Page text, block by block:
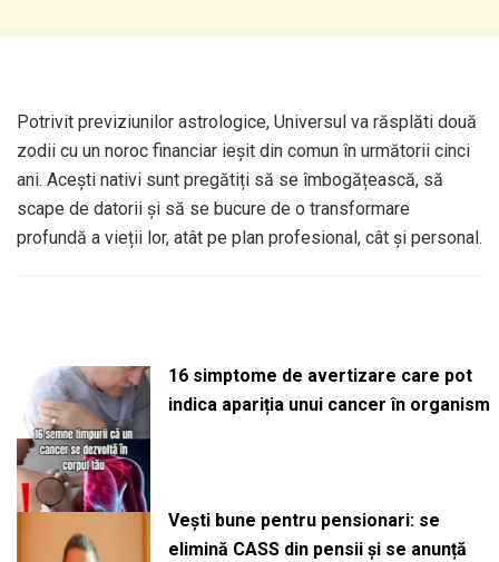
Potrivit previziunilor astrologice, Universul va răsplăti două
zodii cu un noroc financiar ieșit din comun în următorii cinci
ani. Acești nativi sunt pregătiți să se îmbogățească, să
scape de datorii și să se bucure de o transformare
profundă a vieții lor, atât pe plan profesional, cât și personal.
16 simptome de avertizare care pot
indica apariția unui cancer în organism
Vești bune pentru pensionari: se
elimină CASS din pensii și se anunță